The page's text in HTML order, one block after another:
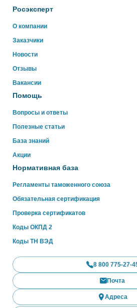
Росэксперт
О компании
Заказчики
Новости
Отзывы
Вакансии
Помощь
Вопросы и ответы
Полезные статьи
База знаний
Акции
Нормативная база
Регламенты таможенного союза
Обязательная сертификация
Проверка сертификатов
Коды ОКПД 2
Коды ТН ВЭД
8 800 775-27-
Почта
Адреса
Здравствуйте!
Свяжитесь с нами через
WhatsApp